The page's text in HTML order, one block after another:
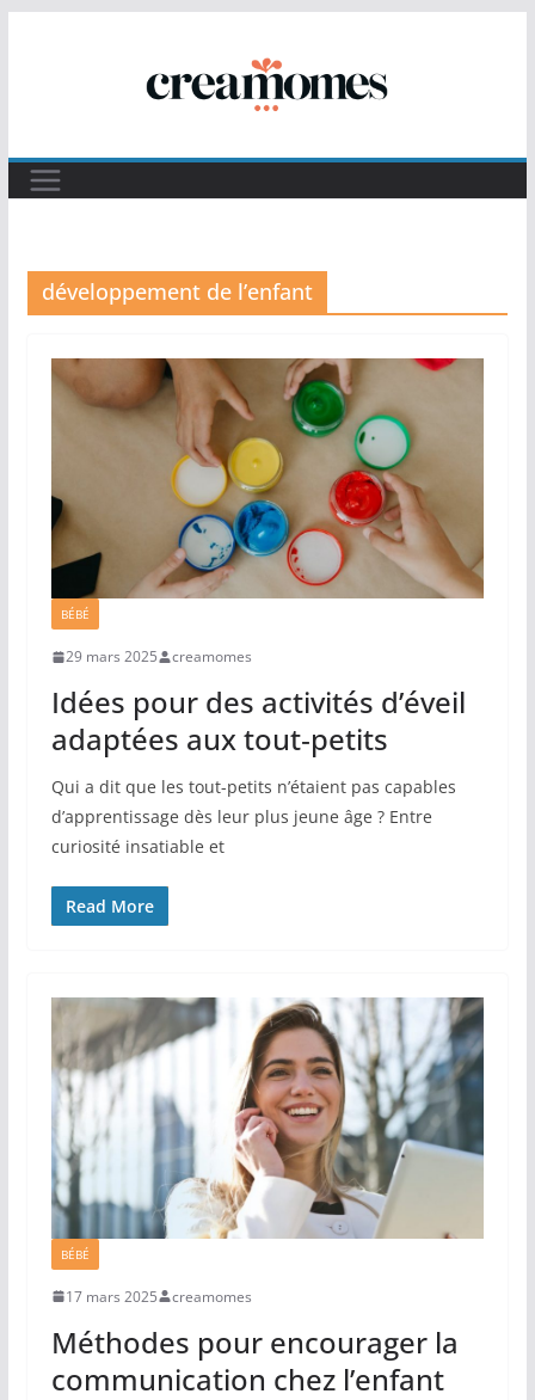
développement de l’enfant
BÉBÉ
29 mars 2025 creamomes
Idées pour des activités d’éveil
adaptées aux tout‐petits
Qui a dit que les tout-petits n’étaient pas capables
d’apprentissage dès leur plus jeune âge ? Entre
curiosité insatiable et
Read More
BÉBÉ
17 mars 2025 creamomes
Méthodes pour encourager la
communication chez l’enfant